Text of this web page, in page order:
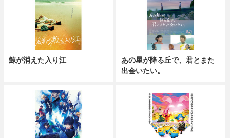
鯨が消えた入り江
あの星が降る丘で、君とまた
出会いたい。